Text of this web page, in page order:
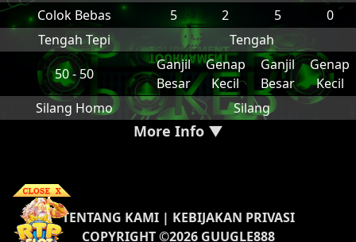
Colok Bebas
5 2 5
0
Tengah Tepi
Tengah
50 - 50
Ganjil
Besar
Genap
Kecil
Ganjil
Besar
Genap
Kecil
Silang Homo
Silang
More Info ▼
TENTANG KAMI| KEBIJAKAN PRIVASI
COPYRIGHT ©2026 GUUGLE888